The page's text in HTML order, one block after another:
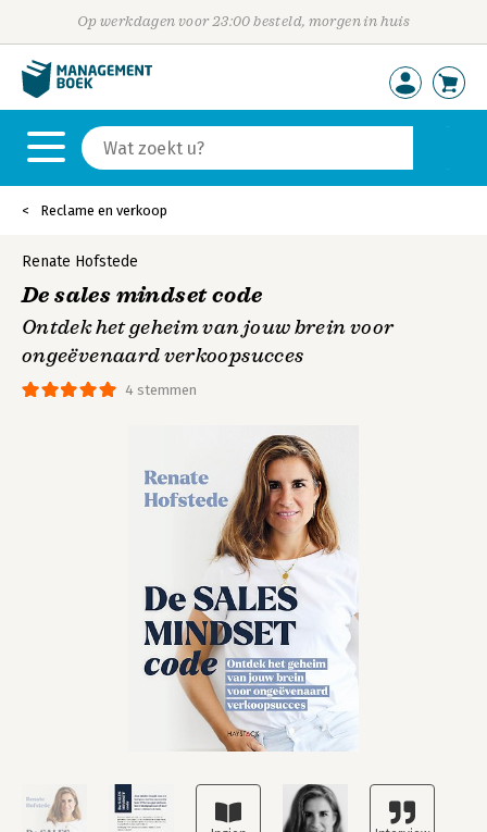
Op werkdagen voor 23:00 besteld, morgen in huis
Reclame en verkoop
4 stemmen
Renate Hofstede
De sales mindset code
Ontdek het geheim van jouw brein voor
ongeëvenaard verkoopsucces